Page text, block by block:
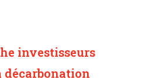
investisseurs
décarbonation